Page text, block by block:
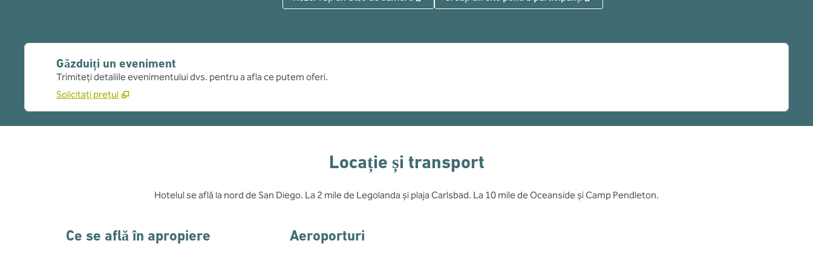
Găzduiți un eveniment
Trimiteți detaliile evenimentului dvs. pentru a afla ce putem oferi.
Solicitați prețul
Locație și transport
Hotelul se află la nord de San Diego. La 2 mile de Legolanda și plaja Carlsbad. La 10 mile de Oceanside și Camp Pendleton.
Ce se află în apropiere Aeroporturi